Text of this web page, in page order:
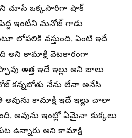
చూసి ఒక్కసారిగా షాక్
ఇంటిని మనోజ్ గాడు
లోపలికి వస్తుంది. ఏంటి ఇదే
అని కామాక్షి వెటకారంగా
అత్త ఇదే ఇల్లు అని బాలు
కన్నబోతు నేను లేనా అనేసి
కామాక్షి ఇదే ఇల్లు చాలా
అవును ఇంట్లో ఏమైనా కుక్కలు
ఉన్నారు అని కామాక్షి